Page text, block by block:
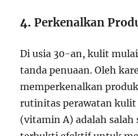
4.Perkenalkan
Di usia 30-an, kulit
tanda penuaan. Oleh
memperkenalkan
rutinitas perawatan kulit
(vitamin A) adalah salah